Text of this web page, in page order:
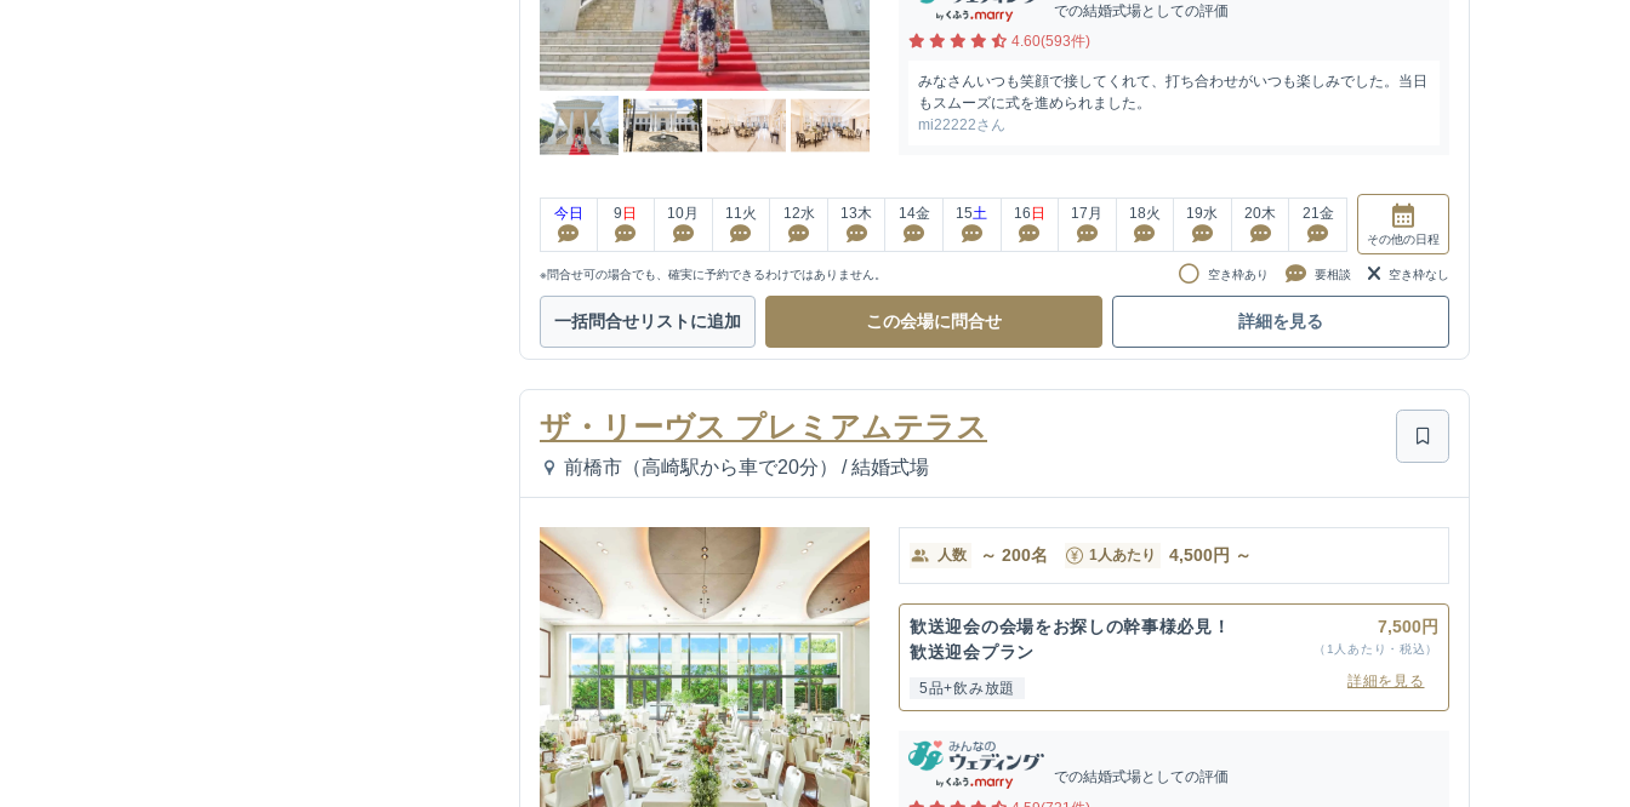
での結婚式場としての評価
4.60(593件)
みなさんいつも笑顔で接してくれて、打ち合わせがいつも楽しみでした。当日
もスムーズに式を進められました。
mi22222さん
今日 9 日 10月 11 火 12水 13木 14金 15土 16 日 17 月 18火 19水 20木 21 金
その他の日程
※問合せ可の場合でも、確実に予約できるわけではありません。 空き枠あり 要相談 空き枠なし
一括問合せリストに追加 この会場に問合せ 詳細を見る
ザ・リーヴス プレミアムテラス
前橋市（高崎駅から車で20分） / 結婚式場
人数 ～ 200名 1人あたり 4,500円 ～
歓送迎会の会場をお探しの幹事様必見！
歓送迎会プラン
5品+飲み放題
7,500円
（1人あたり・税込）
詳細を見る
での結婚式場としての評価